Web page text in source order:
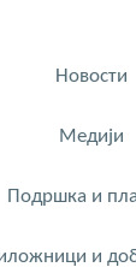
Новости
Медији
Подршка и
и